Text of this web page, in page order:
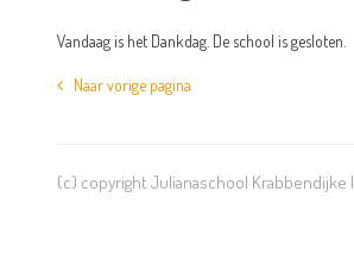
Vandaag is het Dankdag. De school is gesloten.
Naar vorige pagina
(c) copyright Julianaschool Krabbendijke |